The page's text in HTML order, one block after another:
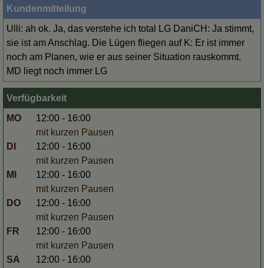
Kundenmitteilung
Ulli: ah ok. Ja, das verstehe ich total LG DaniCH: Ja stimmt,
sie ist am Anschlag. Die Lügen fliegen auf K: Er ist immer
noch am Planen, wie er aus seiner Situation rauskommt.
MD liegt noch immer LG
Verfügbarkeit
MO
12:00 - 16:00
mit kurzen Pausen
DI
12:00 - 16:00
mit kurzen Pausen
MI
12:00 - 16:00
mit kurzen Pausen
DO
12:00 - 16:00
mit kurzen Pausen
FR
12:00 - 16:00
mit kurzen Pausen
SA
12:00 - 16:00